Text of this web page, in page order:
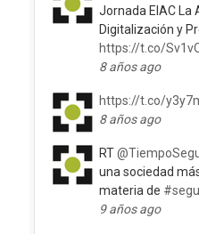
Jornada EIAC La
Digitalización y
https://t.co/
8 años ago
https://t.co/
8 años ago
RT
una sociedad
materia de
9 años ago